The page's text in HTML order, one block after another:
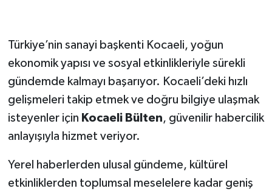
Türkiye’nin sanayi başkenti Kocaeli, yoğun
ekonomik yapısı ve sosyal etkinlikleriyle sürekli
gündemde kalmayı başarıyor. Kocaeli’deki hızlı
gelişmeleri takip etmek ve doğru bilgiye ulaşmak
isteyenler için Kocaeli Bülten, güvenilir habercilik
anlayışıyla hizmet veriyor.
Yerel haberlerden ulusal gündeme, kültürel
etkinliklerden toplumsal meselelere kadar geniş